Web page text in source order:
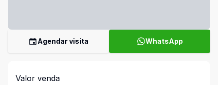
Agendar visita WhatsApp
Valor venda